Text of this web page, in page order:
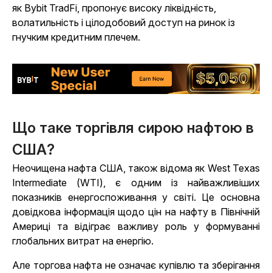
як Bybit TradFi, пропонує високу ліквідність,
волатильність і цілодобовий доступ на ринок із
гнучким кредитним плечем.
Що таке торгівля сирою нафтою в
США?
Неочищена нафта США, також відома як West Texas
Intermediate (WTI), є одним із найважливіших
показників енергоспоживання у світі. Це основна
довідкова інформація щодо цін на нафту в Північній
Америці та відіграє важливу роль у формуванні
глобальних витрат на енергію.
Але торгова нафта не означає купівлю та зберігання